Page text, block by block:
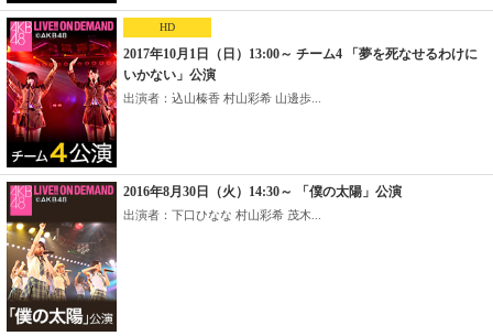
HD
2017年10月1日（日）13:00～ チーム4 「夢を死なせるわけに
いかない」公演
出演者：込山榛香 村山彩希 山邊歩...
2016年8月30日（火）14:30～ 「僕の太陽」公演
出演者：下口ひなな 村山彩希 茂木...